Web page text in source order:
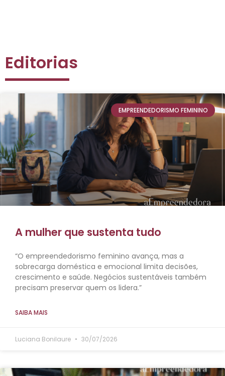
Editorias
EMPREENDEDORISMO FEMININO
A mulher que sustenta tudo
“O empreendedorismo feminino avança, mas a
sobrecarga doméstica e emocional limita decisões,
crescimento e saúde. Negócios sustentáveis também
precisam preservar quem os lidera.”
SAIBA MAIS
Luciana Bonilaure 30/07/2026